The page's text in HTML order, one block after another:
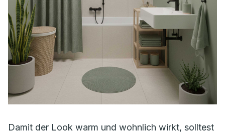
Damit der Look warm und wohnlich wirkt, solltest